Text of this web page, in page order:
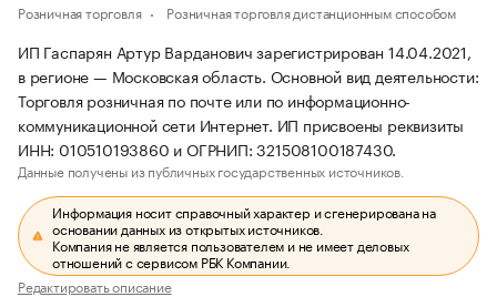
Розничная торговля Розничная торговля дистанционным способом
ИП Гаспарян Артур Варданович зарегистрирован 14.04.2021,
в регионе — Московская область. Основной вид деятельности:
Торговля розничная по почте или по информационно-
коммуникационной сети Интернет. ИП присвоены реквизиты
ИНН: 010510193860 и ОГРНИП: 321508100187430.
Данные получены из публичных государственных источников.
Информация носит справочный характер и сгенерирована на
основании данных из открытых источников.
Компания не является пользователем и не имеет деловых
отношений с сервисом РБК Компании.
Редактировать описание